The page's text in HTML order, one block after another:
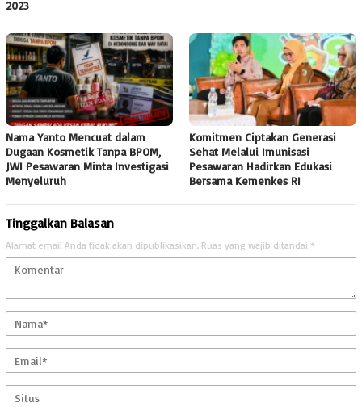
2023
Nama Yanto Mencuat dalam
Dugaan Kosmetik Tanpa BPOM,
JWI Pesawaran Minta Investigasi
Menyeluruh
Komitmen Ciptakan Generasi
Sehat Melalui Imunisasi
Pesawaran Hadirkan Edukasi
Bersama Kemenkes RI
Tinggalkan Balasan
Alamat email Anda tidak akan dipublikasikan. Ruas yang wajib ditandai *